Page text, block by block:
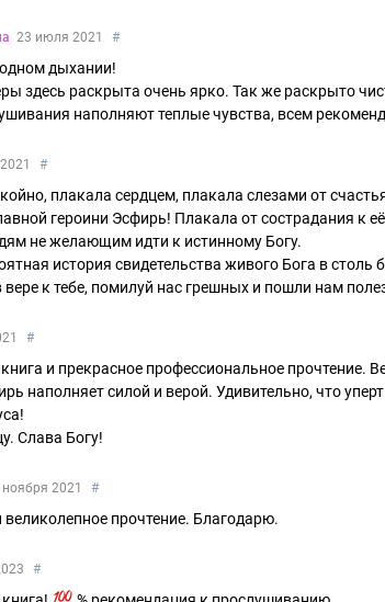
23 июля 2021 #
дыхании!
здесь раскрыта очень ярко. Так же раскрыто
наполняют теплые чувства, всем
#
плакала сердцем, плакала слезами от
героини Эсфирь! Плакала от сострадания к
не желающим идти к истинному Богу.
история свидетельства живого Бога в столь
вере к тебе, помилуй нас грешных и пошли нам
#
и прекрасное профессиональное прочтение.
наполняет силой и верой. Удивительно, что
Слава Богу!
ноября 2021 #
прочтение. Благодарю.
#